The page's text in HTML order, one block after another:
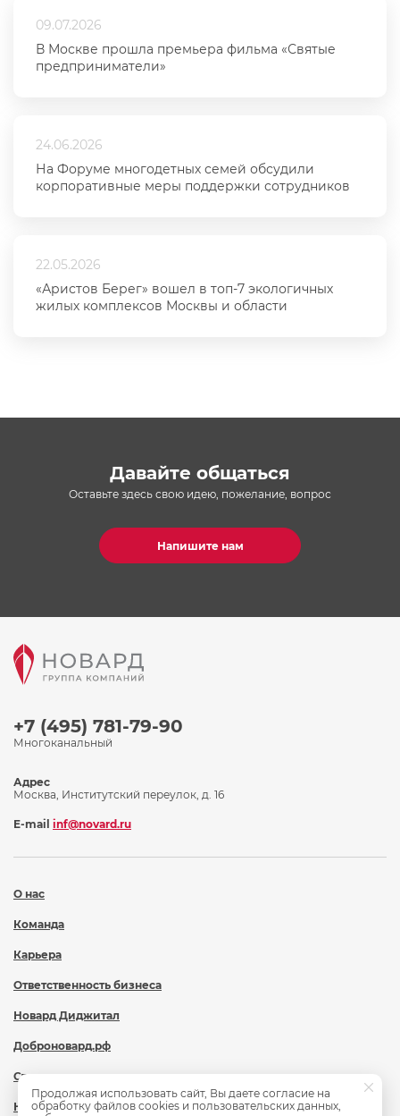
09.07.2026
В Москве прошла премьера фильма «Святые
предприниматели»
24.06.2026
На Форуме многодетных семей обсудили
корпоративные меры поддержки сотрудников
22.05.2026
«Аристов Берег» вошел в топ-7 экологичных
жилых комплексов Москвы и области
Давайте общаться
Оставьте здесь свою идею, пожелание, вопрос
Напишите нам
+7 (495) 781-79-90
Многоканальный
О нас
Команда
Карьера
Ответственность бизнеса
Новард Диджитал
Доброновард.рф
Статьи
Новости
Адрес
Москва, Институтский переулок, д. 16
E-mail inf@novard.ru
Продолжая использовать сайт, Вы даете согласие на
обработку файлов cookies и пользовательских данных,